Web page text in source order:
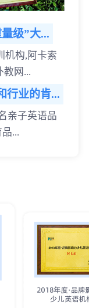
级”大...
机构,阿卡索
教网...
行业的肯...
亲子英语品
...